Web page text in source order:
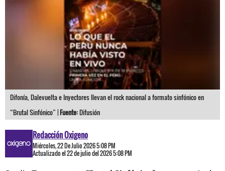
Difonía, Dalevuelta e Inyectores llevan el rock nacional a formato sinfónico en
“Brutal Sinfónico” |Fuente:Difusión
Redacción Oxigeno
Miércoles, 22 De Julio 2026 5:08 PM
Actualizado el 22 de julio del 2026 5:08 PM